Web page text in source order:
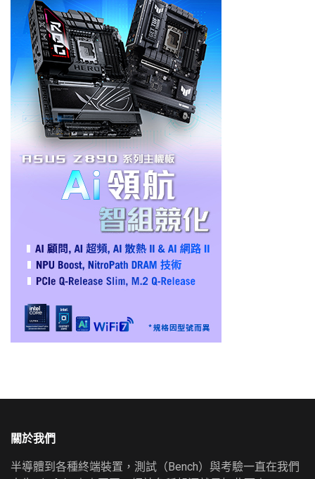
關於我們
半導體到各種終端裝置，測試（Bench）與考驗一直在我們